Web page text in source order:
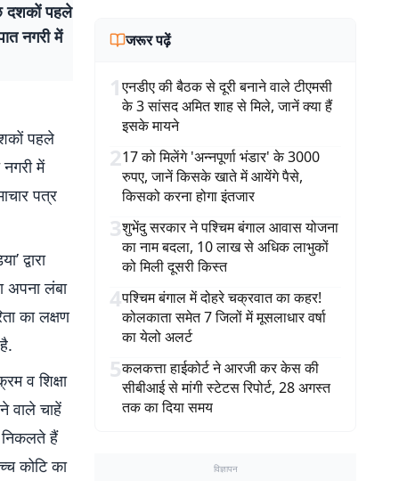
दशकों पहले
नगरी में
पहले
में
पत्र
द्वारा
अपना लंबा
का लक्षण
व शिक्षा
वाले चाहें
निकलते हैं
कोटि का
जरूर पढ़ें
1एनडीए की बैठक से दूरी बनाने वाले टीएमसी
के 3 सांसद अमित शाह से मिले, जानें क्या हैं
इसके मायने
217 को मिलेंगे 'अन्नपूर्णा भंडार' के 3000
रुपए, जानें किसके खाते में आयेंगे पैसे,
किसको करना होगा इंतजार
3शुभेंदु सरकार ने पश्चिम बंगाल आवास योजना
का नाम बदला, 10 लाख से अधिक लाभुकों
को मिली दूसरी किस्त
4पश्चिम बंगाल में दोहरे चक्रवात का कहर!
कोलकाता समेत 7 जिलों में मूसलाधार वर्षा
का येलो अलर्ट
5कलकत्ता हाईकोर्ट ने आरजी कर केस की
सीबीआई से मांगी स्टेटस रिपोर्ट, 28 अगस्त
तक का दिया समय
विज्ञापन